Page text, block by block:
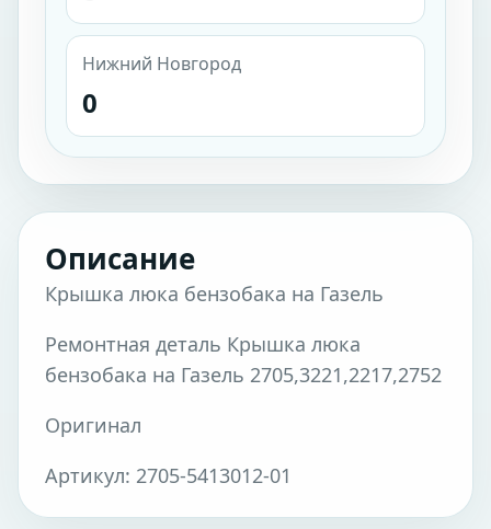
Нижний Новгород
0
Описание
Крышка люка бензобака на Газель
Ремонтная деталь Крышка люка
бензобака на Газель 2705,3221,2217,2752
Оригинал
Артикул: 2705-5413012-01